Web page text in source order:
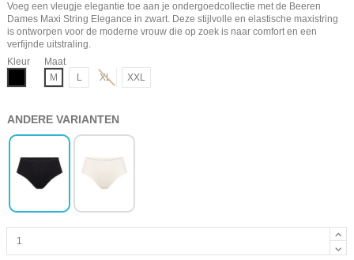
Voeg een vleugje elegantie toe aan je ondergoedcollectie met de Beeren
Dames Maxi String Elegance in zwart. Deze stijlvolle en elastische maxistring
is ontworpen voor de moderne vrouw die op zoek is naar comfort en een
verfijnde uitstraling.
Kleur
Maat
M
L XL XXL
ANDERE VARIANTEN